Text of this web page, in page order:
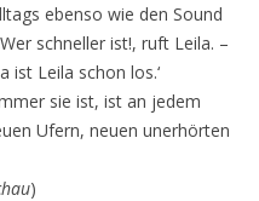
ebenso wie den Sound
schneller ist!, ruft Leila. –
ist Leila schon los.‘
sie ist, ist an jedem
Ufern, neuen unerhörten
)